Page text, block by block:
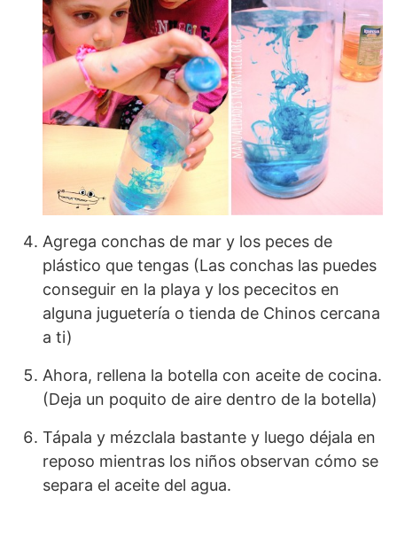
Agrega conchas de mar y los peces de
plástico que tengas (Las conchas las puedes
conseguir en la playa y los pececitos en
alguna juguetería o tienda de Chinos cercana
a ti)
Ahora, rellena la botella con aceite de cocina.
(Deja un poquito de aire dentro de la botella)
Tápala y mézclala bastante y luego déjala en
reposo mientras los niños observan cómo se
separa el aceite del agua.